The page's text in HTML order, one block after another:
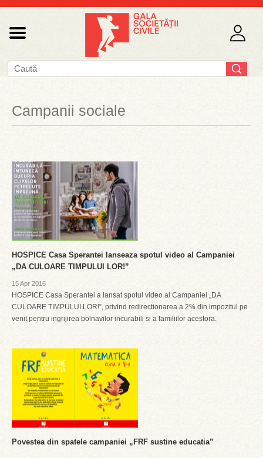
Campanii sociale
HOSPICE Casa Sperantei lanseaza spotul video al Campaniei
„DA CULOARE TIMPULUI LOR!”
15 Apr 2016
HOSPICE Casa Sperantei a lansat spotul video al Campaniei „DA
CULOARE TIMPULUI LOR!”, privind redirectionarea a 2% din impozitul pe
venit pentru ingrijirea bolnavilor incurabili si a familiilor acestora.
Povestea din spatele campaniei „FRF sustine educatia”